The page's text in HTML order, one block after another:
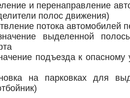
и перенаправление
полос движения)
потока автомобилей
выделенной
подъезда к опасному
на парковках для